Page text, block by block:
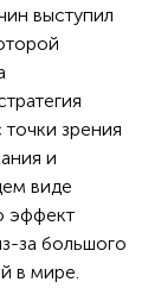
выступил
зрения
и
виде
эффект
за большого
в мире.